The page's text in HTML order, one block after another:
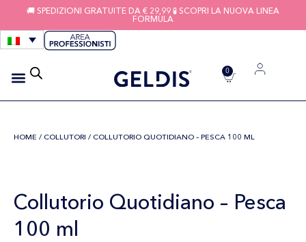
🚚 SPEDIZIONI GRATUITE DA € 29,99 🧪 SCOPRI LA NUOVA LINEA
FORMULA
0
HOME / COLLUTORI / COLLUTORIO QUOTIDIANO – PESCA 100 ML
Collutorio Quotidiano – Pesca
100 ml